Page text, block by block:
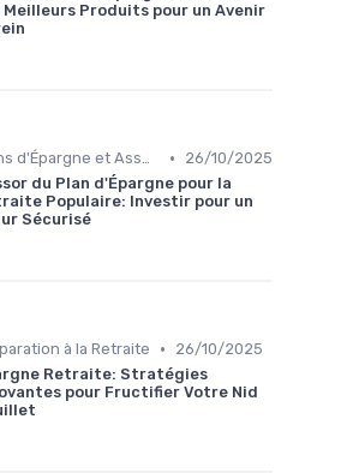
Meilleurs Produits pour un Avenir
Plans d'Épargne et Assurance Vie •
26/10/2025
du Plan d'Épargne pour la
Populaire: Investir pour un
Sécurisé
à la Retraite •
26/10/2025
Retraite: Stratégies
pour Fructifier Votre Nid